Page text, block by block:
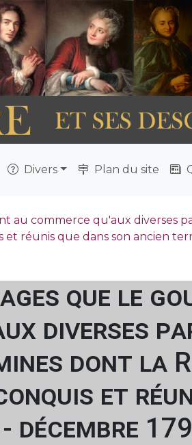
Divers Plan du site
au commerce qu'aux diverses
réunis que dans son ancien
que le
diverses
dont la
et